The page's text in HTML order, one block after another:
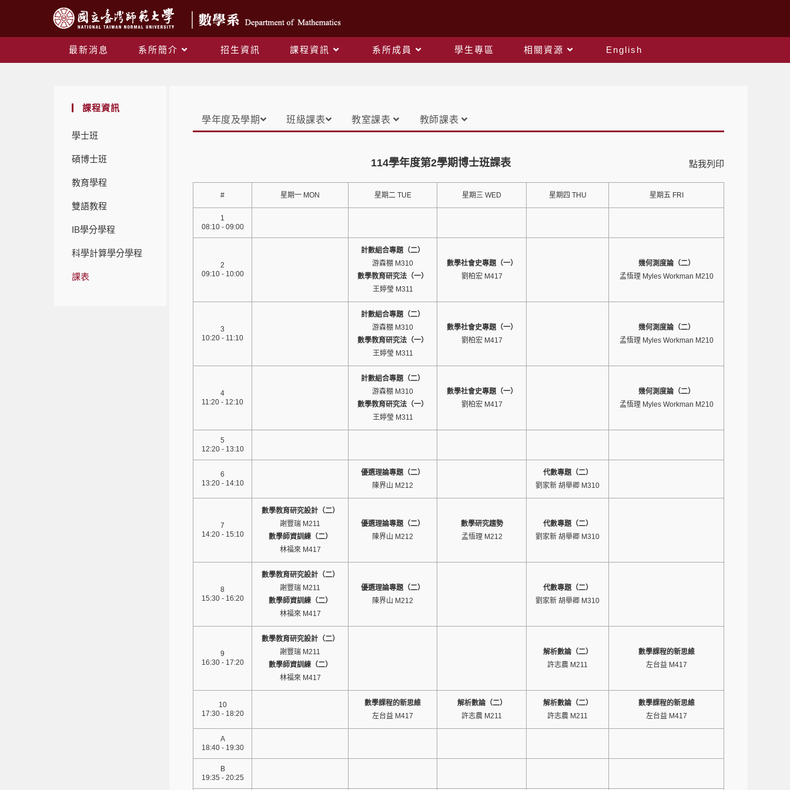
最新消息 系所簡介 招生資訊 課程資訊 系所成員 學生專區 相關資源
English
課程資訊
學士班
碩博士班
教育學程
雙語教程
IB學分學程
科學計算學分學程
課表
學年度及學期 班級課表 教室課表 教師課表
點我列印
114學年度第2學期博士班課表
# 星期一 MON 星期二 TUE 星期三 WED 星期四 THU 星期五 FRI
1
08:10 - 09:00
2
09:10 - 10:00
計數組合專題（二）
游森棚 M310
數學教育研究法（一）
王婷瑩 M311
數學社會史專題（一）
劉柏宏 M417
幾何測度論（二）
孟悟理 Myles Workman M210
3
10:20 - 11:10
計數組合專題（二）
游森棚 M310
數學教育研究法（一）
王婷瑩 M311
數學社會史專題（一）
劉柏宏 M417
幾何測度論（二）
孟悟理 Myles Workman M210
4
11:20 - 12:10
計數組合專題（二）
游森棚 M310
數學教育研究法（一）
王婷瑩 M311
數學社會史專題（一）
劉柏宏 M417
幾何測度論（二）
孟悟理 Myles Workman M210
5
12:20 - 13:10
6
13:20 - 14:10
優選理論專題（二）
陳界山 M212
代數專題（二）
劉家新 胡舉卿 M310
7
14:20 - 15:10
數學教育研究設計（二）
謝豐瑞 M211
數學師資訓練（二）
林福來 M417
優選理論專題（二）
陳界山 M212
數學研究趨勢
孟悟理 M212
代數專題（二）
劉家新 胡舉卿 M310
8
15:30 - 16:20
數學教育研究設計（二）
謝豐瑞 M211
數學師資訓練（二）
林福來 M417
優選理論專題（二）
陳界山 M212
代數專題（二）
劉家新 胡舉卿 M310
9
16:30 - 17:20
數學教育研究設計（二）
謝豐瑞 M211
數學師資訓練（二）
林福來 M417
解析數論（二）
許志農 M211
數學課程的新思維
左台益 M417
10
17:30 - 18:20
數學課程的新思維
左台益 M417
解析數論（二）
許志農 M211
解析數論（二）
許志農 M211
數學課程的新思維
左台益 M417
A
18:40 - 19:30
B
19:35 - 20:25